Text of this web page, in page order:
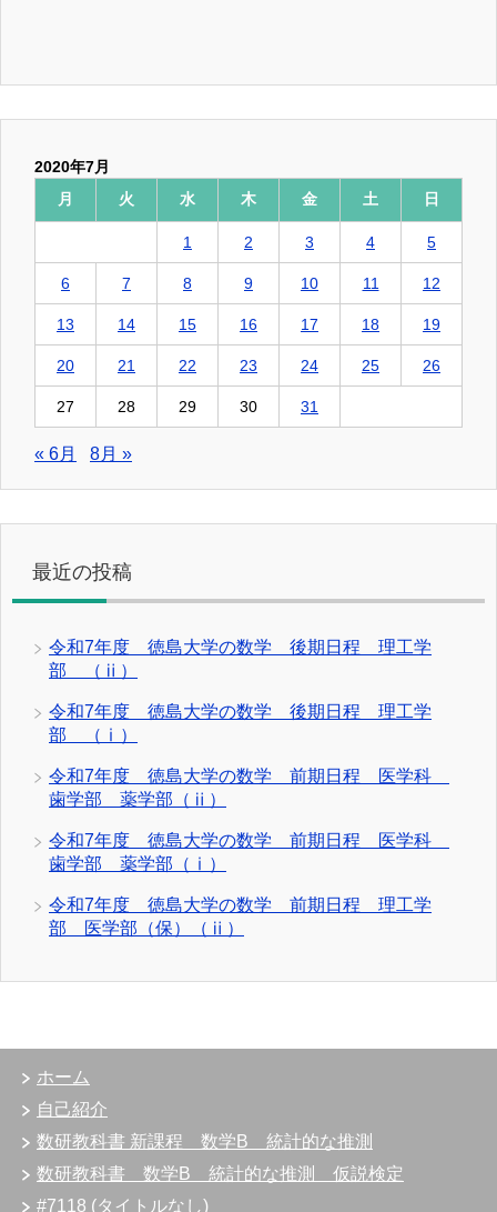
2020年7月
月
火 水 木 金 土 日
1 2 3 4 5
6 7 8 9 10 11 12
13 14 15 16 17 18 19
20 21 22 23 24 25 26
27 28 29 30 31
« 6月 8月 »
最近の投稿
令和7年度 徳島大学の数学 後期日程 理工学
部 （ⅱ）
令和7年度 徳島大学の数学 後期日程 理工学
部 （ⅰ）
令和7年度 徳島大学の数学 前期日程 医学科
歯学部 薬学部（ⅱ）
令和7年度 徳島大学の数学 前期日程 医学科
歯学部 薬学部（ⅰ）
令和7年度 徳島大学の数学 前期日程 理工学
部 医学部（保）（ⅱ）
ホーム
自己紹介
数研教科書 新課程 数学B 統計的な推測
数研教科書 数学B 統計的な推測 仮説検定
#7118 (タイトルなし)